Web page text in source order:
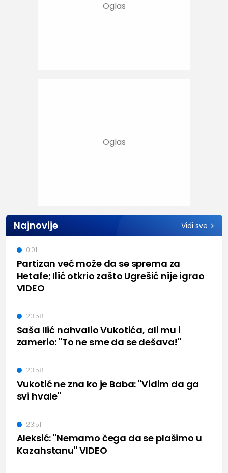
Najnovije Vidi sve
Partizan već može da se sprema za
Hetafe; Ilić otkrio zašto Ugrešić nije igrao
VIDEO
0:01
Saša Ilić nahvalio Vukotića, ali mu i
zamerio: "To ne sme da se dešava!"
23:58
Vukotić ne zna ko je Baba: "Vidim da ga
svi hvale"
23:58
Aleksić: "Nemamo čega da se plašimo u
Kazahstanu" VIDEO
23:51